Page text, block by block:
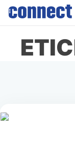
Skip
content